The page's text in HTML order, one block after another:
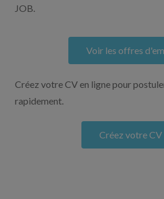
JOB.
Voir les offres
Créez votre CV en ligne pour
rapidement.
Créez votre CV